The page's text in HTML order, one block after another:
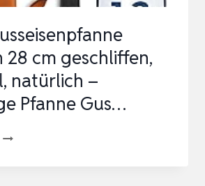
28 cm geschliffen,
natürlich –
Pfanne Gus…
TECOR